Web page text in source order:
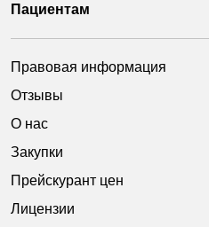
Пациентам
Правовая информация
Отзывы
О нас
Закупки
Прейскурант цен
Лицензии